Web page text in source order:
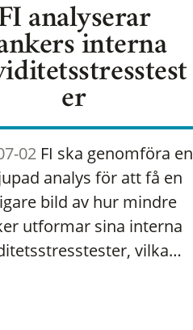
analyserar
interna
er
02FI ska genomföra en
analys för att få en
bild av hur mindre
utformar sina interna
vilka…